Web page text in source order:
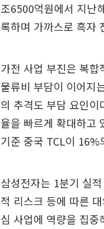
조6500억원에서 지난
록하며 가까스로 흑자
가전 사업 부진은 복
물류비 부담이 이어지
의 추격도 부담 요인
율을 빠르게 확대하고
기준 중국 TCL이
삼성전자는 1분기 실
적 리스크 등에 따른
심 사업에 역량을 집